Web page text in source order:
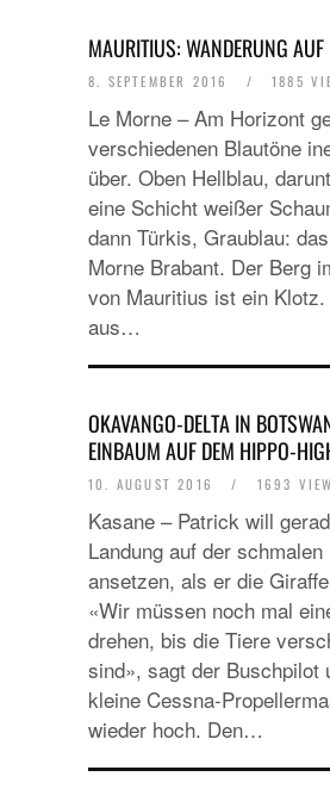
MAURITIUS: WANDERUNG AUF
8. SEPTEMBER 2016 / 1885
Le Morne – Am Horizont
verschiedenen Blautöne
über. Oben Hellblau,
eine Schicht weißer
dann Türkis, Graublau:
Morne Brabant. Der Berg
von Mauritius ist ein
aus…
OKAVANGO-DELTA IN
EINBAUM AUF DEM HIPPO-
10. AUGUST 2016 / 1693
Kasane – Patrick will
Landung auf der
ansetzen, als er die
«Wir müssen noch mal
drehen, bis die Tiere
sind», sagt der Buschpilot
kleine Cessna-
wieder hoch. Den…